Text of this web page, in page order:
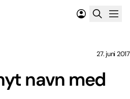
navn med
27. juni 2017